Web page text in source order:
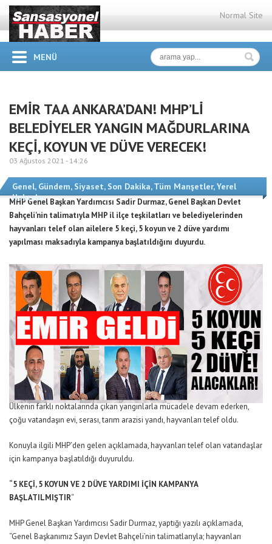
Normal Site
MENÜ
EMİR TAA ANKARA’DAN! MHP’Lİ
BELEDİYELER YANGIN MAĞDURLARINA
KEÇİ, KOYUN VE DÜVE VERECEK!
03 Ağustos 2021 - 14:26
Genel, Gündem, Siyaset, Son Dakika,Tüm Manşetler,Yerel
Haberler
MHP Genel Başkan Yardımcısı Sadir Durmaz, Genel Başkan Devlet
Bahçeli’nin talimatıyla MHP il ilçe teşkilatları ve belediyelerinden
hayvanları telef olan ailelere 5 keçi, 5 koyun ve 2 düve yardımı
yapılması maksadıyla kampanya başlatıldığını duyurdu.
Ülkenin farklı noktalarında çıkan yangınlarla mücadele devam ederken,
çoğu vatandaşın evi, serası, tarım arazisi yandı, hayvanları telef oldu.
Konuyla ilgili MHP’den gelen açıklamada, hayvanları telef olan vatandaşlar
için kampanya başlatıldığı duyuruldu.
“5 KEÇİ, 5 KOYUN VE 2 DÜVE YARDIMI İÇİN KAMPANYA
BAŞLATILMIŞTIR“
MHP Genel Başkan Yardımcısı Sadir Durmaz, yaptığı yazılı açıklamada,
“Genel Başkanımız Sayın Devlet Bahçeli’nin talimatlarıyla; hayvanları